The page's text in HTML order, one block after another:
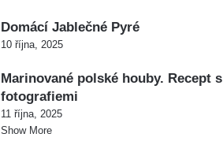
Domácí Jablečné Pyré
10 října, 2025
Marinované polské houby. Recept s
fotografiemi
11 října, 2025
Show More